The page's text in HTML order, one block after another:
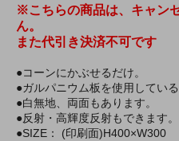
※こちらの商品は、キャン
ん。
また代引き決済不可です
●コーンにかぶせるだけ。
●ガルパニウム板を使用している
●白無地、両面もあります。
●反射・高輝度反射もできます。
●SIZE： (印刷面)H400×W300